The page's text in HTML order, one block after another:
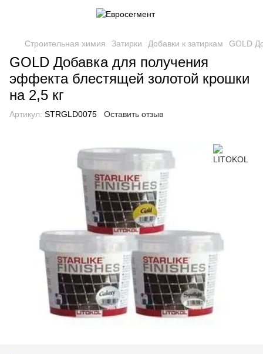
Строительная химия Затирки Добавки к затиркам GOLD
GOLD Добавка для получения
эффекта блестящей золотой крошки
на 2,5 кг
Артикул: STRGLD0075 Оставить отзыв